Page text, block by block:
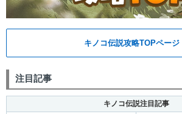
キノコ伝説攻略TOPページ
注目記事
キノコ伝説注目記事